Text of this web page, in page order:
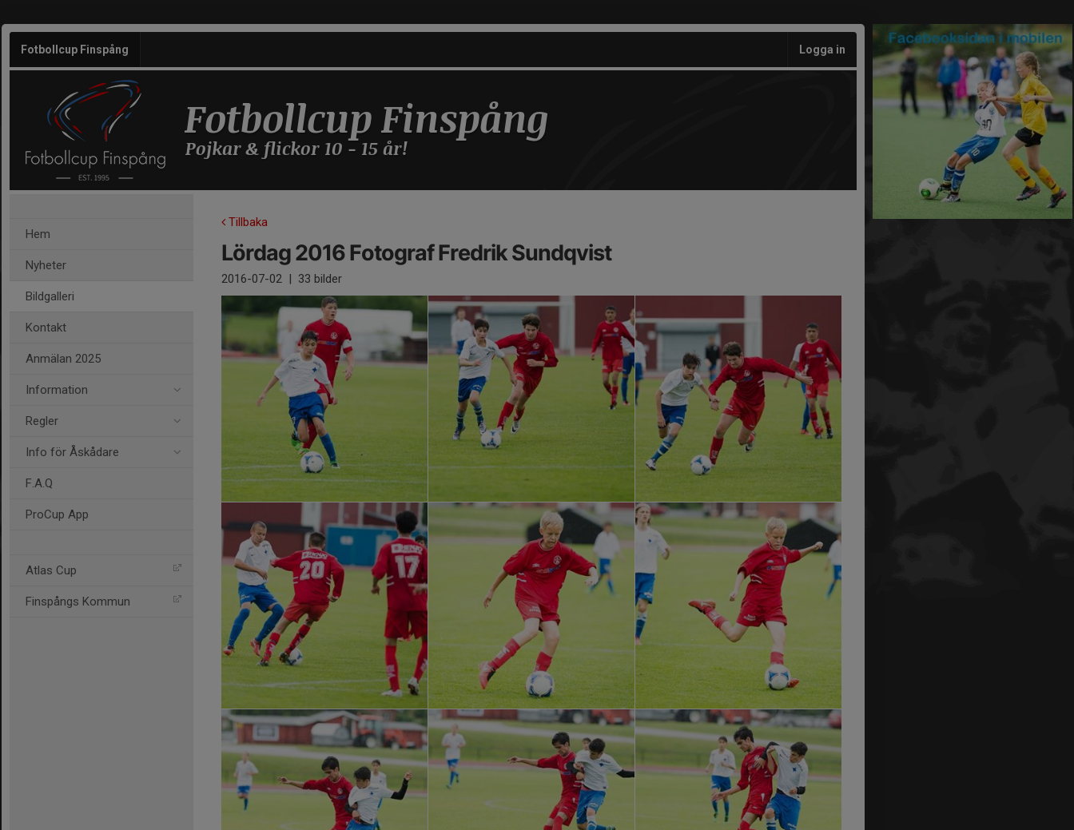
Fotbollcup Finspång Logga in
Fotbollcup Finspång
Pojkar & flickor 10 - 15 år!
Hem
Nyheter
Bildgalleri
Kontakt
Anmälan 2025
Information
Regler
Info för Åskådare
F.A.Q
ProCup App
Atlas Cup
Finspångs Kommun
Tillbaka
Lördag 2016 Fotograf Fredrik Sundqvist
2016-07-02 | 33 bilder